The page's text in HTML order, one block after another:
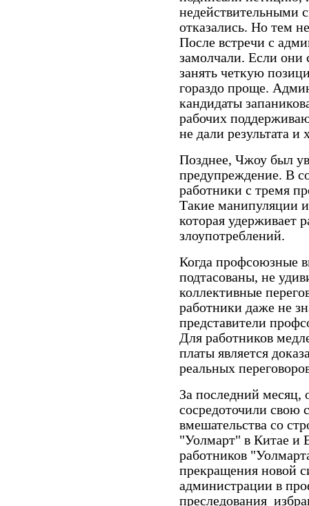
недействительными
отказались. Но тем
После встречи с
замолчали. Если они
занять четкую
гораздо проще.
кандидаты
рабочих
не дали результата и
Позднее, Чжоу был
предупреждение. В
работники с тремя
Такие манипуляции и
которая удерживает
злоупотреблений.
Когда профсоюзные
подтасованы, не
коллективные
работники даже не
представители
Для работников
платы является
реальных
За последний месяц,
сосредоточили свою
вмешательства со
"Уолмарт" в Китае и
работников
прекращения новой
администрации в
преследования